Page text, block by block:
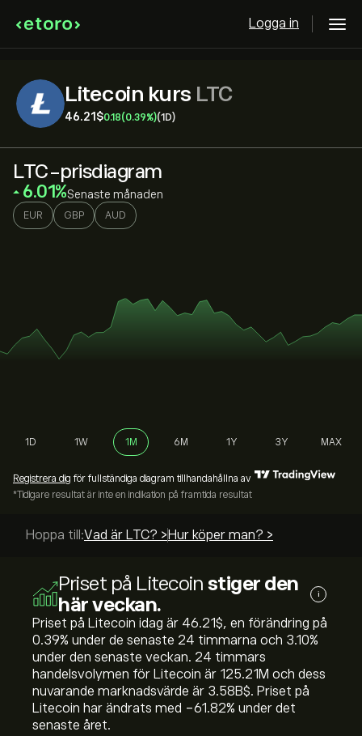
Logga in
Litecoin kurs LTC
46.21‎$‎0.18(0.39%)(1D)
LTC-prisdiagram
‎6.01‎ Senaste månaden
EUR GBP AUD
1D 1W 1M 6M 1Y 3Y MAX
Registrera dig för fullständiga diagram tillhandahållna av
*Tidigare resultat är inte en indikation på framtida resultat
Hoppa till:Vad är LTC? > Hur köper man? >
Priset på Litecoin stiger den
här veckan.
i
Priset på Litecoin idag är 46.21‎$‎, en förändring på
‎0.39‎% under de senaste 24 timmarna och ‎3.10‎%
under den senaste veckan. 24 timmars
handelsvolymen för Litecoin är 125.21M och dess
nuvarande marknadsvärde är 3.58B‎$‎. Priset på
Litecoin har ändrats med ‎-61.82‎% under det
senaste året.